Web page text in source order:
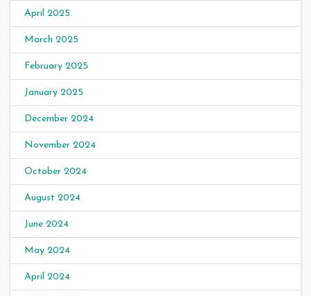
April 2025
March 2025
February 2025
January 2025
December 2024
November 2024
October 2024
August 2024
June 2024
May 2024
April 2024